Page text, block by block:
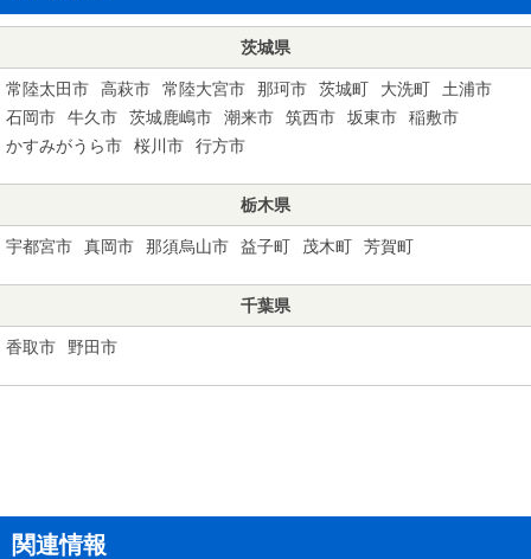
茨城県
常陸太田市 高萩市 常陸大宮市 那珂市 茨城町 大洗町
土浦市
石岡市
牛久市 茨城鹿嶋市 潮来市 筑西市 坂東市
稲敷市
かすみがうら市
桜川市 行方市
栃木県
宇都宮市 真岡市 那須烏山市 益子町 茂木町 芳賀町
千葉県
香取市 野田市
関連情報